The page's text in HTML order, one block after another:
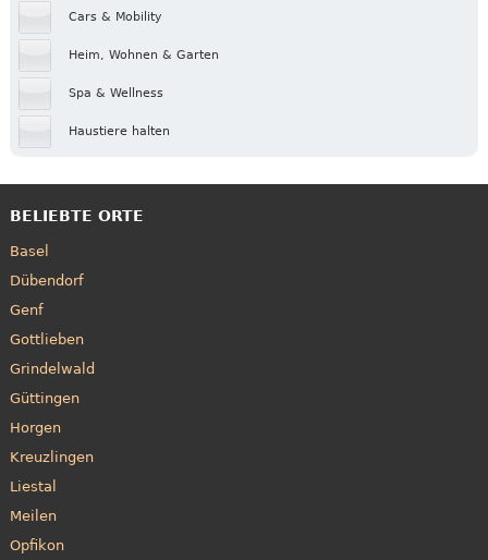
Cars & Mobility
Heim, Wohnen & Garten
Spa & Wellness
Haustiere halten
BELIEBTE ORTE
Basel
Dübendorf
Genf
Gottlieben
Grindelwald
Güttingen
Horgen
Kreuzlingen
Liestal
Meilen
Opfikon